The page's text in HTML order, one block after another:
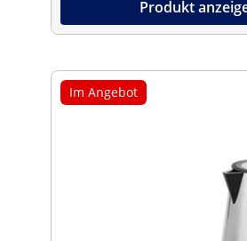
Produkt
Im Angebot